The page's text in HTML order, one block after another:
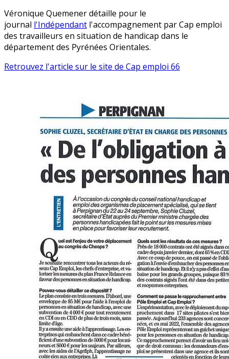
Véronique Quemener détaille pour le
journal l'Indépendant l'accompagnement par Cap emploi
des travailleurs en situation de handicap dans le
département des Pyrénées Orientales.
Retrouvez l'article sur le site de Cap emploi 66